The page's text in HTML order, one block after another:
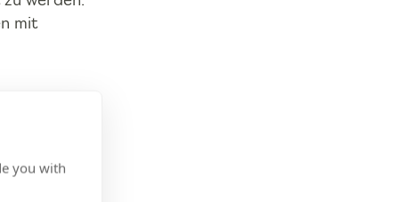
mit
und
you with